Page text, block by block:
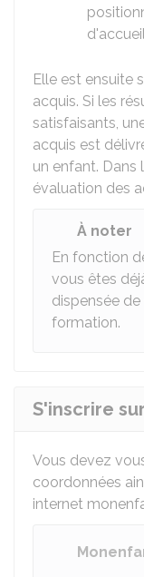
Elle est ensuite
acquis. Si les
satisfaisants,
acquis est
un enfant. Dans
évaluation des
À noter
En fonction
vous êtes
dispensée
formation.
S'inscrire
Vous devez
coordonnées
internet